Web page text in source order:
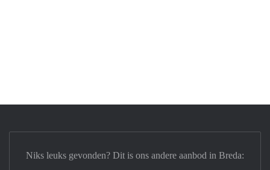
Niks leuks gevonden? Dit is ons andere aanbod in Breda: